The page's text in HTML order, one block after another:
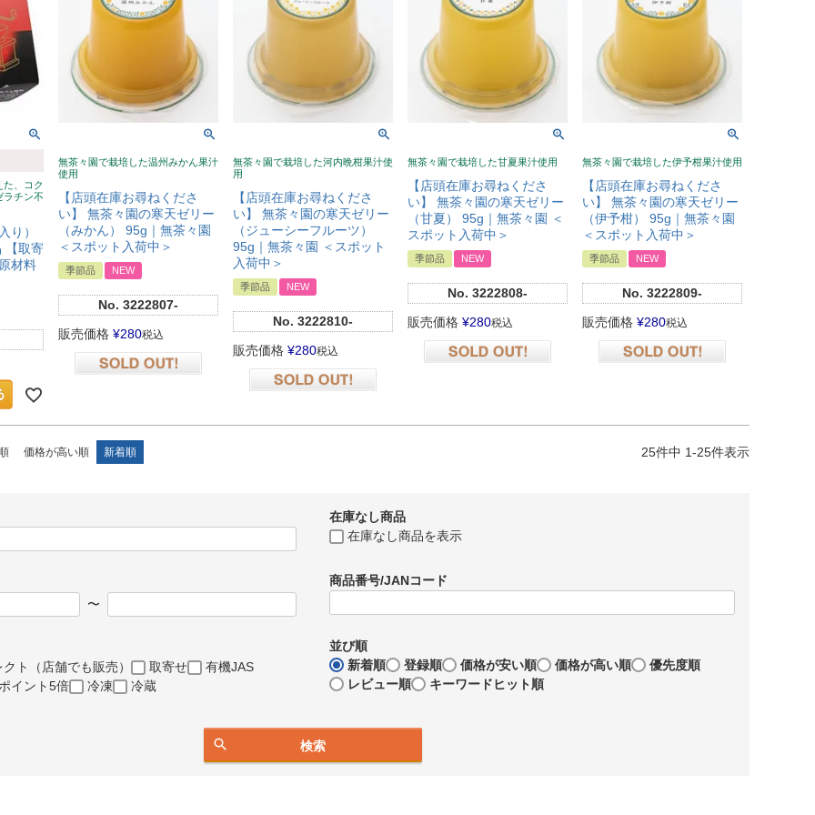
た、コク
ラチン不
り）
【取寄
材料
無茶々園で栽培した温州みかん果汁
使用
【店頭在庫お尋ねくださ
い】 無茶々園の寒天ゼリー
（みかん） 95g｜無茶々園
＜スポット入荷中＞
季節品 NEW
No. 3222807-
販売価格 ¥280税込
無茶々園で栽培した河内晩柑果汁使
用
【店頭在庫お尋ねくださ
い】 無茶々園の寒天ゼリー
（ジューシーフルーツ）
95g｜無茶々園 ＜スポット
入荷中＞
季節品 NEW
No. 3222810-
販売価格 ¥280税込
無茶々園で栽培した甘夏果汁使用
【店頭在庫お尋ねくださ
い】 無茶々園の寒天ゼリー
（甘夏） 95g｜無茶々園 ＜
スポット入荷中＞
季節品 NEW
No. 3222808-
販売価格 ¥280税込
無茶々園で栽培した伊予柑果汁使用
【店頭在庫お尋ねくださ
い】 無茶々園の寒天ゼリー
（伊予柑） 95g｜無茶々園
＜スポット入荷中＞
季節品 NEW
No. 3222809-
販売価格 ¥280税込
価格が高い順 新着順 25件中 1-25件表示
〜
ト（店舗でも販売） 取寄せ
有機JAS
イント5倍
冷凍 冷蔵
在庫なし商品
在庫なし商品を表示
商品番号/JANコード
並び順
新着順
登録順 価格が安い順 価格が高い順
優先度順
レビュー順
キーワードヒット順
検索